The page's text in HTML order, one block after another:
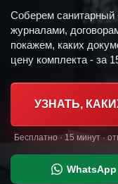
Соберем
журналами,
покажем, каких
цену комплекта - за
УЗНАТЬ,
Бесплатно · 15 минут ·
WhatsApp